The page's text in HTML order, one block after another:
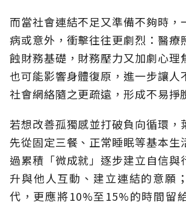
而當社會連結不足又準備不夠時，
病或意外，衝擊往往更劇烈：醫療
蝕財務基礎，財務壓力又加劇心理
也可能影響身體復原，進一步讓人
社會網絡隨之更疏遠，形成不易掙
若想改善孤獨感並打破負向循環，
先從固定三餐、正常睡眠等基本生
過累積「微成就」逐步建立自信與
升與他人互動、建立連結的意願
代，更應將10%至15%的時間留